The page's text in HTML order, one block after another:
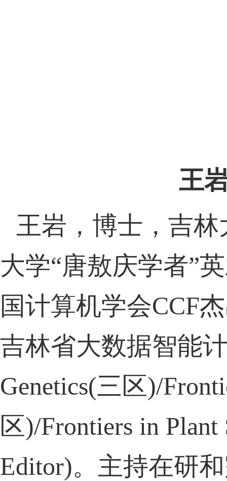
王
王岩，博士，吉
大学“唐敖庆学者”
国计算机学会CCF
吉林省大数据智能
Genetics(三区)/
区)/Frontiers in Plant
Editor)。主持在研